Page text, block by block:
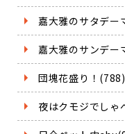
嘉大雅のサタデー
嘉大雅のサンデー
団塊花盛り！(788)
夜はクモジでしゃ